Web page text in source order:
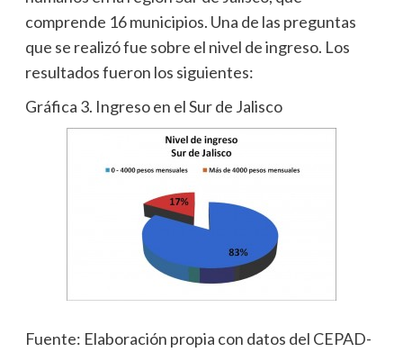
comprende 16 municipios. Una de las preguntas
que se realizó fue sobre el nivel de ingreso. Los
resultados fueron los siguientes:
Gráfica 3. Ingreso en el Sur de Jalisco
Fuente: Elaboración propia con datos del CEPAD-